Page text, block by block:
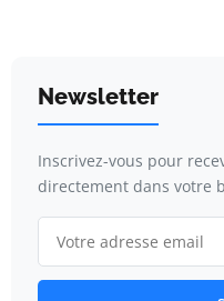
Newsletter
Inscrivez-vous pour
directement dans votre